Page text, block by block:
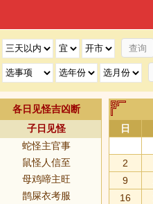
各日见怪吉凶断
子日见怪
蛇怪主官事
鼠怪人信至
母鸡啼主旺
鹊屎衣考服
日
2
9
16